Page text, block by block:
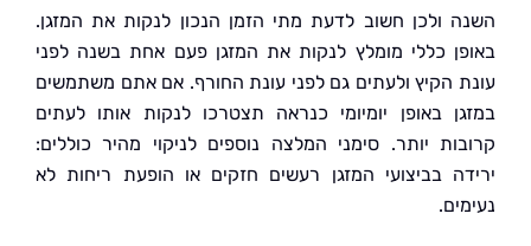
ולכן חשוב לדעת מתי הזמן הנכון לנקות את המזגן.
כללי מומלץ לנקות את המזגן פעם אחת בשנה לפני
הקיץ ולעתים גם לפני עונת החורף. אם אתם משתמשים
באופן יומיומי כנראה תצטרכו לנקות אותו לעתים
יותר. סימני המלצה נוספים לניקוי מהיר כוללים:
בביצועי המזגן רעשים חזקים או הופעת ריחות לא